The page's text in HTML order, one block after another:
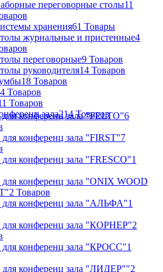
переговорные столы11
хранения61 Товары
журнальные и пристенные4
переговорные9 Товаров
руководителя14 Товаров
18 Товаров
Товаров
Товаров
зала214 Товаров
конференц зала "FELTO"6
конференц зала "FIRST"7
конференц зала "FRESCO"1
конференц зала "ONIX WOOD
2 Товаров
для конференц зала "АЛЬФА"1
для конференц зала "КОРНЕР"2
для конференц зала "КРОСС"1
для конференц зала "ЛИДЕР""2